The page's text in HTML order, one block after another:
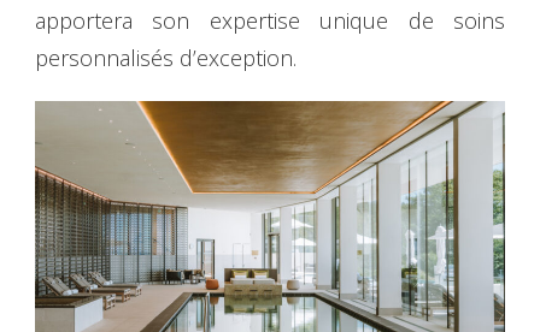
apportera son expertise unique de soins
personnalisés d’exception.